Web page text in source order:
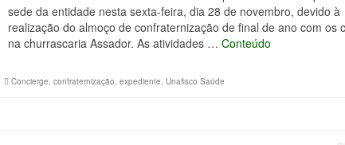
sede da entidade nesta sexta-feira, dia 28 de novembro, devido à
realização do almoço de confraternização de final de ano com os
na churrascaria Assador. As atividades … Conteúdo
Concierge confraternização expediente Unafisco Saúde